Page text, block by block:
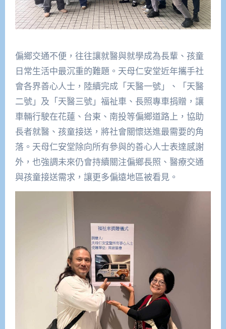
偏鄉交通不便，往往讓就醫與就學成為長輩、孩童
日常生活中最沉重的難題。天母仁安堂近年攜手社
會各界善心人士，陸續完成「天醫一號」、「天醫
二號」及「天醫三號」福祉車、長照專車捐贈，讓
車輛行駛在花蓮、台東、南投等偏鄉道路上，協助
長者就醫、孩童接送，將社會關懷送進最需要的角
落。天母仁安堂除向所有參與的善心人士表達感謝
外，也強調未來仍會持續關注偏鄉長照、醫療交通
與孩童接送需求，讓更多偏遠地區被看見。